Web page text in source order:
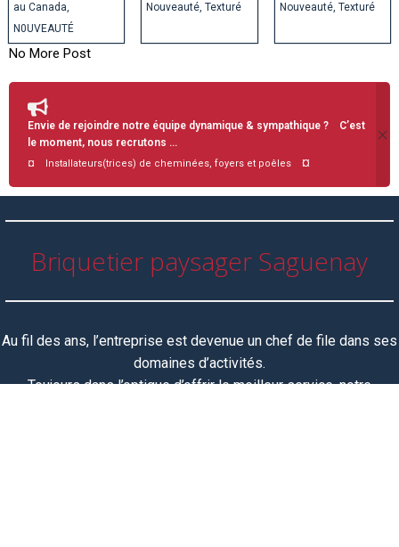
au Canada
N0UVEAUTÉ
Nouveauté Texturé
Nouveauté Texturé
No More Post
Envie de rejoindre notre équipe dynamique & sympathique ? C’est
le moment, nous recrutons …
¤ Installateurs(trices) de cheminées, foyers et poêles ¤
Briquetier paysager Saguenay
Au fil des ans, l’entreprise est devenue un chef de file dans ses
domaines d’activités.
Toujours dans l’optique d’offrir le meilleur service, notre